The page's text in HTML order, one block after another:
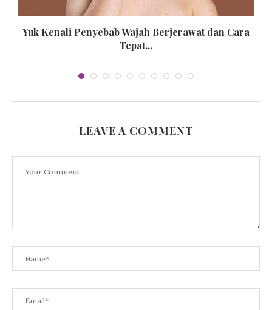
Yuk Kenali Penyebab Wajah Berjerawat dan Cara
Tepat...
LEAVE A COMMENT